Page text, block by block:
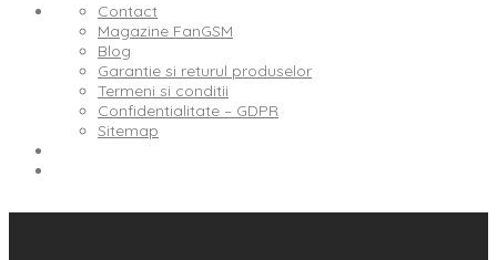
Contact
Magazine FanGSM
Blog
Garantie si returul produselor
Termeni si conditii
Confidentialitate – GDPR
Sitemap